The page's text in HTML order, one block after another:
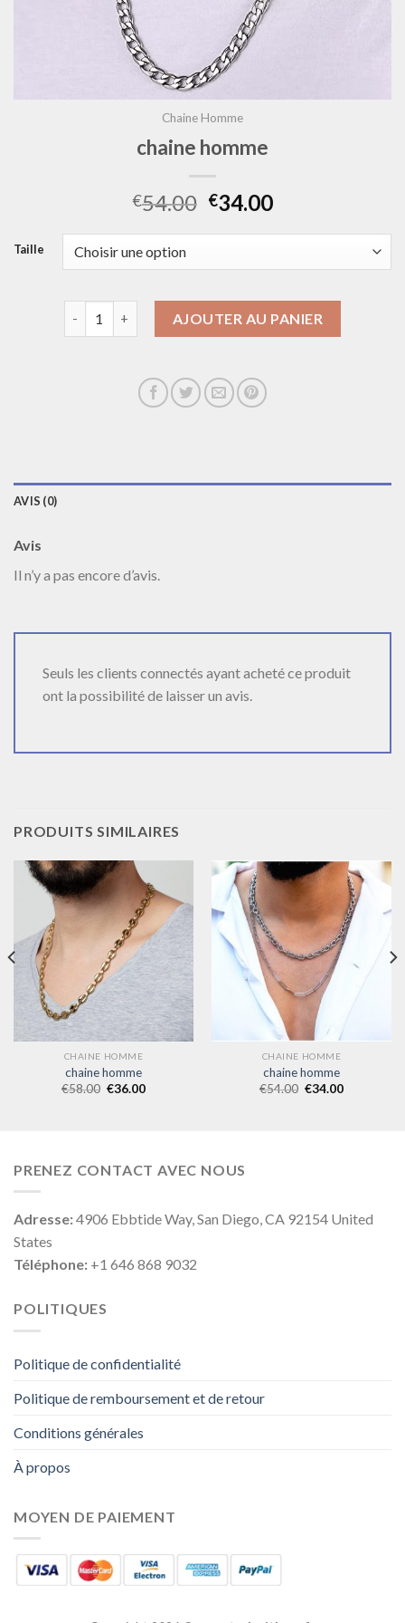
Chaine Homme
chaine homme
€54.00 €34.00
Taille
AJOUTER AU PANIER
AVIS (0)
Avis
Il n’y a pas encore d’avis.
Seuls les clients connectés ayant acheté ce produit
ont la possibilité de laisser un avis.
PRODUITS SIMILAIRES
CHAINE HOMME
chaine homme
€58.00 €36.00
CHAINE HOMME
chaine homme
€54.00 €34.00
PRENEZ CONTACT AVEC NOUS
Adresse:4906 Ebbtide Way, San Diego, CA 92154 United
States
Téléphone: +1 646 868 9032
POLITIQUES
Politique de confidentialité
Politique de remboursement et de retour
Conditions générales
À propos
MOYEN DE PAIEMENT